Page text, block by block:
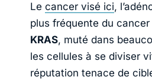
Le cancer visé ici,
plus fréquente du
KRAS, muté dans
les cellules à se diviser
réputation tenace de